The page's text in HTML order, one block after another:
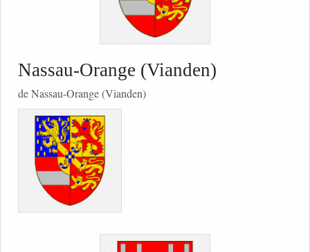
Nassau-Orange (Vianden)
de Nassau-Orange (Vianden)